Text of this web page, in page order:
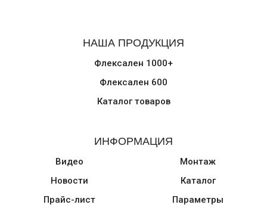
НАША ПРОДУКЦИЯ
Флексален 1000+
Флексален 600
Каталог товаров
ИНФОРМАЦИЯ
Видео
Новости
Прайс-лист
Монтаж
Каталог
Параметры